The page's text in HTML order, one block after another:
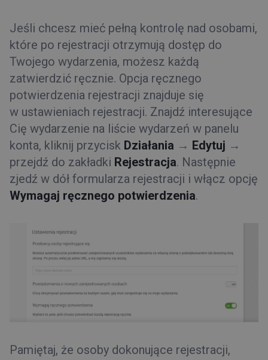
Jeśli chcesz mieć pełną kontrolę nad osobami,
które po rejestracji otrzymują dostęp do
Twojego wydarzenia, możesz każdą
zatwierdzić ręcznie. Opcja ręcznego
potwierdzenia rejestracji znajduje się
w ustawieniach rejestracji. Znajdź interesujące
Cię wydarzenie na liście wydarzeń w panelu
konta, kliknij przycisk Działania → Edytuj →
przejdź do zakładki Rejestracja. Następnie
zjedź w dół formularza rejestracji i włącz opcję
Wymagaj ręcznego potwierdzenia.
Pamiętaj, że osoby dokonujące rejestracji,